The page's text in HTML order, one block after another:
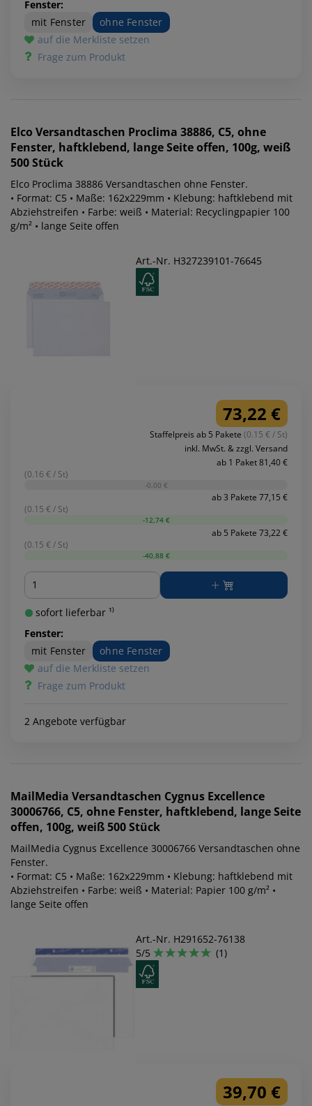
Fenster:
mit Fenster
ohne Fenster
auf die Merkliste setzen
Frage zum Produkt
Elco Versandtaschen Proclima 38886, C5, ohne
Fenster, haftklebend, lange Seite offen, 100g, weiß
500 Stück
Elco Proclima 38886 Versandtaschen ohne Fenster.
• Format: C5 • Maße: 162x229mm • Klebung: haftklebend mit
Abziehstreifen • Farbe: weiß • Material: Recyclingpapier 100
g/m² • lange Seite offen
Art.-Nr. H327239101-76645
73,22 €
Staffelpreis ab 5 Pakete (0.15 € / St)
inkl. MwSt. & zzgl. Versand
ab 1 Paket 81,40 €
(0.16 € / St)
-0,00 €
ab 3 Pakete 77,15 €
(0.15 € / St)
-12,74 €
ab 5 Pakete 73,22 €
(0.15 € / St)
-40,88 €
Menge
sofort lieferbar ¹⁾
Fenster:
mit Fenster
ohne Fenster
auf die Merkliste setzen
Frage zum Produkt
2 Angebote verfügbar
MailMedia Versandtaschen Cygnus Excellence
30006766, C5, ohne Fenster, haftklebend, lange Seite
offen, 100g, weiß 500 Stück
MailMedia Cygnus Excellence 30006766 Versandtaschen ohne
Fenster.
• Format: C5 • Maße: 162x229mm • Klebung: haftklebend mit
Abziehstreifen • Farbe: weiß • Material: Papier 100 g/m² •
lange Seite offen
Art.-Nr. H291652-76138
5/5
(1)
39,70 €